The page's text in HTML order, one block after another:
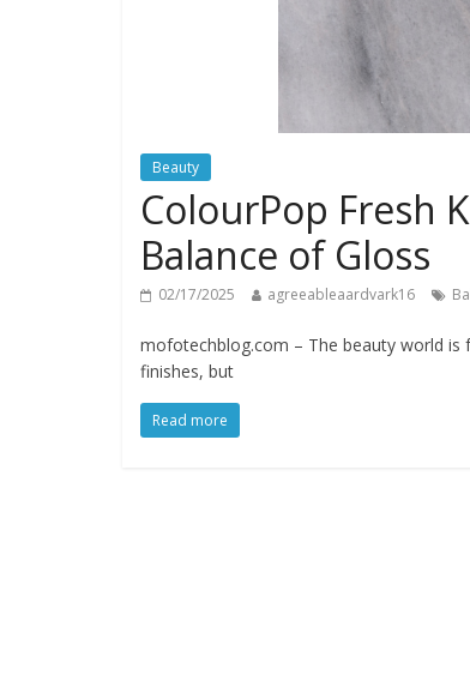
Beauty
ColourPop Fresh
Balance of Gloss
02/17/2025 agreeableaardvark16
mofotechblog.com – The beauty world
finishes, but
Read more